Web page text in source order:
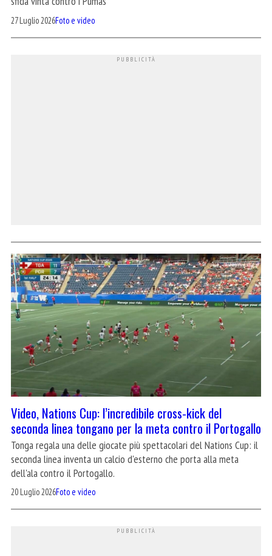
27 Luglio 2026Foto e video
Video, Nations Cup: l’incredibile cross-kick del
seconda linea tongano per la meta contro il Portogallo
Tonga regala una delle giocate più spettacolari del Nations Cup: il
seconda linea inventa un calcio d'esterno che porta alla meta
dell'ala contro il Portogallo.
20 Luglio 2026Foto e video